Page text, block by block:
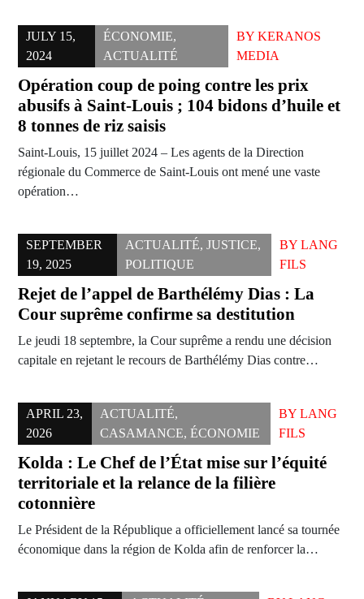
JULY 15,
2024
ÉCONOMIE,
ACTUALITÉ
BY KERANOS
MEDIA
Opération coup de poing contre les prix
abusifs à Saint-Louis ; 104 bidons d’huile et
8 tonnes de riz saisis
Saint-Louis, 15 juillet 2024 – Les agents de la Direction
régionale du Commerce de Saint-Louis ont mené une vaste
opération…
SEPTEMBER
19, 2025
ACTUALITÉ,JUSTICE,
POLITIQUE
BY LANG
FILS
Rejet de l’appel de Barthélémy Dias : La
Cour suprême confirme sa destitution
Le jeudi 18 septembre, la Cour suprême a rendu une décision
capitale en rejetant le recours de Barthélémy Dias contre…
APRIL 23,
2026
ACTUALITÉ,
CASAMANCE,ÉCONOMIE
BY LANG
FILS
Kolda : Le Chef de l’État mise sur l’équité
territoriale et la relance de la filière
cotonnière
Le Président de la République a officiellement lancé sa tournée
économique dans la région de Kolda afin de renforcer la…